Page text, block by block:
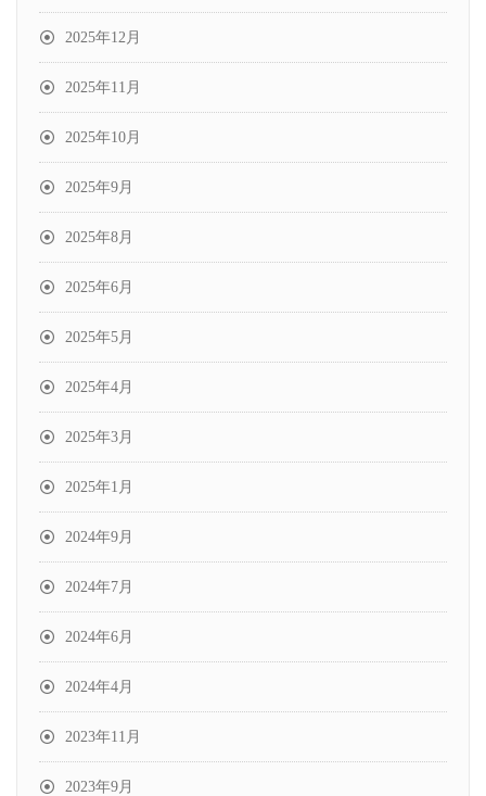
2025年12月
2025年11月
2025年10月
2025年9月
2025年8月
2025年6月
2025年5月
2025年4月
2025年3月
2025年1月
2024年9月
2024年7月
2024年6月
2024年4月
2023年11月
2023年9月